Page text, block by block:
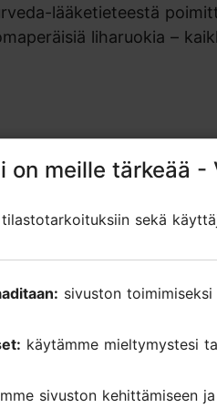
lääketieteestä
liharuokia –
arviot
Place looks very cool
on meille tärkeää
sekä
sivuston
käytämme mieltymystesi
sivuston kehittämiseen
on meille tärkeää
sekä
sivuston
käytämme mieltymystesi
sivuston kehittämiseen